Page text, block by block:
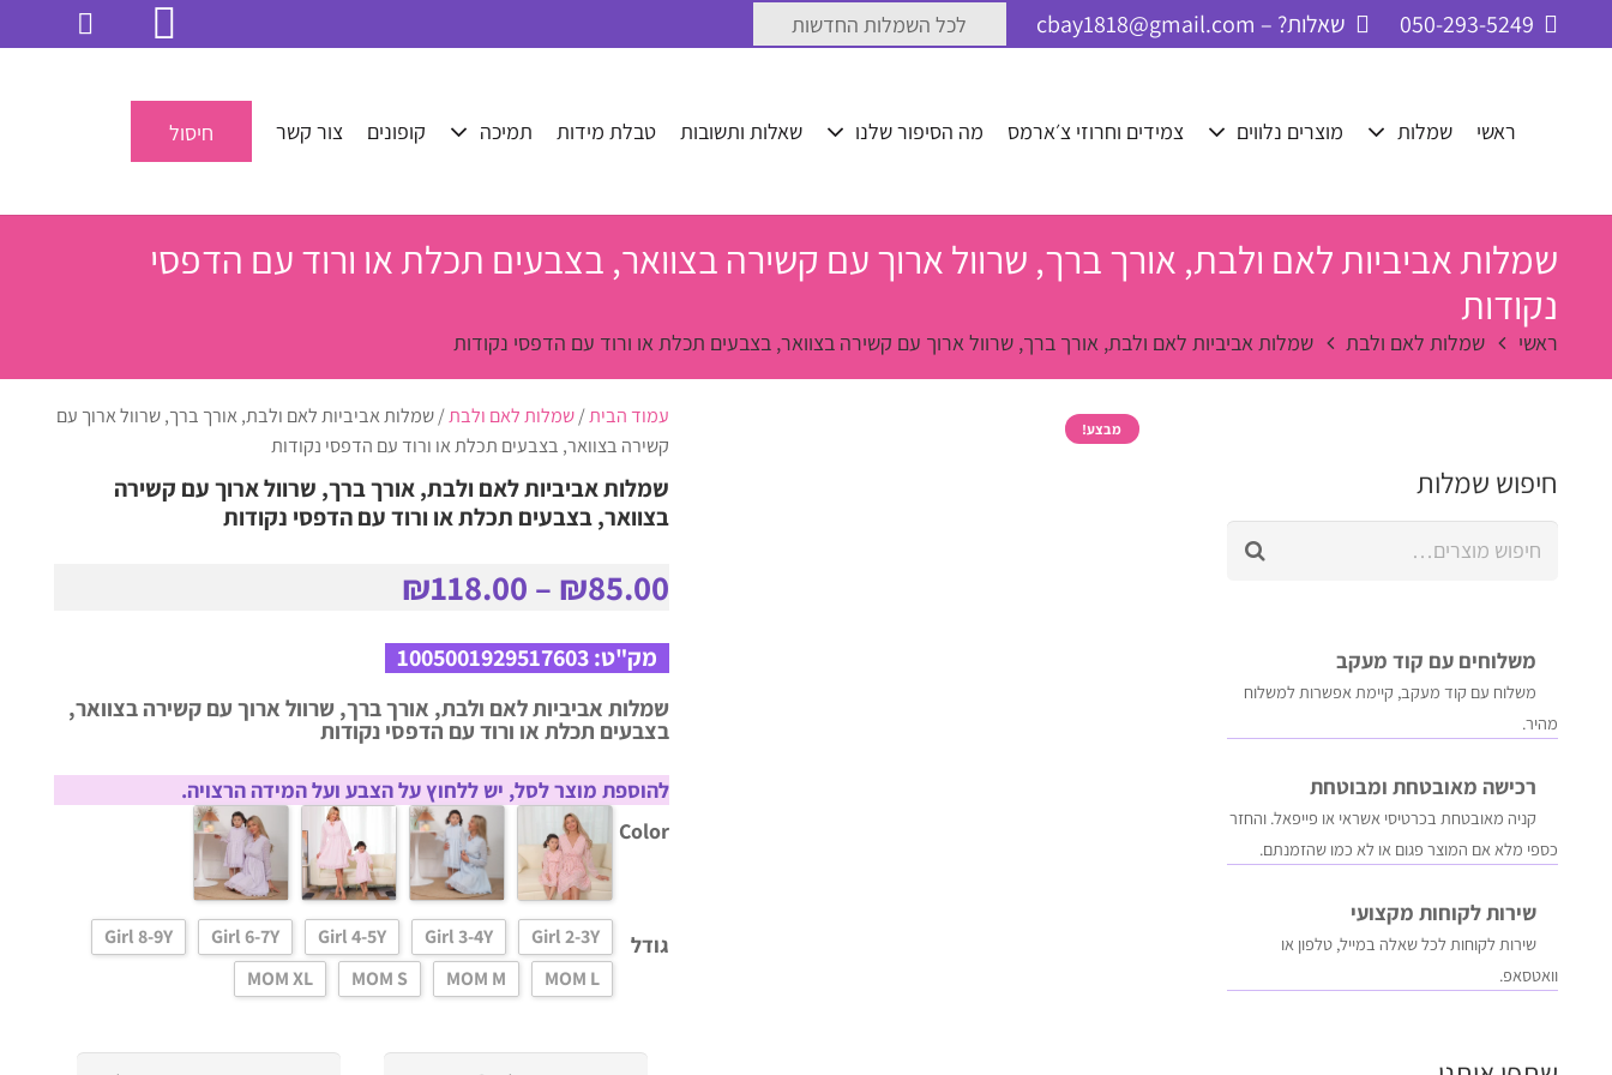
050-293-5249 שאלות? – cbay1818@gmail.com לכל השמלות החדשות
ראשי שמלות מוצרים נלווים צמידים וחרוזי צ׳ארמס מה הסיפור שלנו שאלות ותשובות טבלת מידות תמיכה קופונים צור קשר חיסול
שמלות אביביות לאם ולבת, אורך ברך, שרוול ארוך עם קשירה בצוואר, בצבעים תכלת או ורוד עם הדפסי
נקודות
ראשי שמלות לאם ולבת שמלות אביביות לאם ולבת, אורך ברך, שרוול ארוך עם קשירה בצוואר, בצבעים תכלת או ורוד עם הדפסי נקודות
מבצע!
עמוד הבית/שמלות לאם ולבת/ שמלות אביביות לאם ולבת, אורך ברך, שרוול ארוך עם
קשירה בצוואר, בצבעים תכלת או ורוד עם הדפסי נקודות
שמלות אביביות לאם ולבת, אורך ברך, שרוול ארוך עם קשירה
בצוואר, בצבעים תכלת או ורוד עם הדפסי נקודות
₪85.00
–
₪118.00
מק"ט:1005001929517603
שמלות אביביות לאם ולבת, אורך ברך, שרוול ארוך עם קשירה בצוואר,
בצבעים תכלת או ורוד עם הדפסי נקודות
להוספת מוצר לסל, יש ללחוץ על הצבע ועל המידה הרצויה.
Color
גודל Girl 2-3Y
Girl 3-4Y
Girl 4-5Y
Girl 6-7Y
Girl 8-9Y
MOM L
MOM M
MOM S
MOM XL
חיפוש שמלות
עבור:
משלוחים עם קוד מעקב
משלוח​ עם קוד מעקב​​, קיימת אפשרות למשלוח
מהיר​.
רכישה​ ​מאובטחת ומבוטחת
קניה מאובטחת בכרטיסי אשראי או פייפאל. והחזר
כספי מלא אם המוצר פגום או לא כמו שהזמנתם.
שירות לקוחות מקצועי
שירות לקוחות לכל שאלה במייל, טלפון או
וואטסאפ.